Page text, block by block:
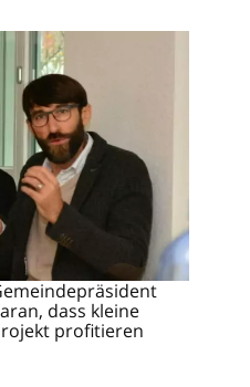
dass kleine
profitieren